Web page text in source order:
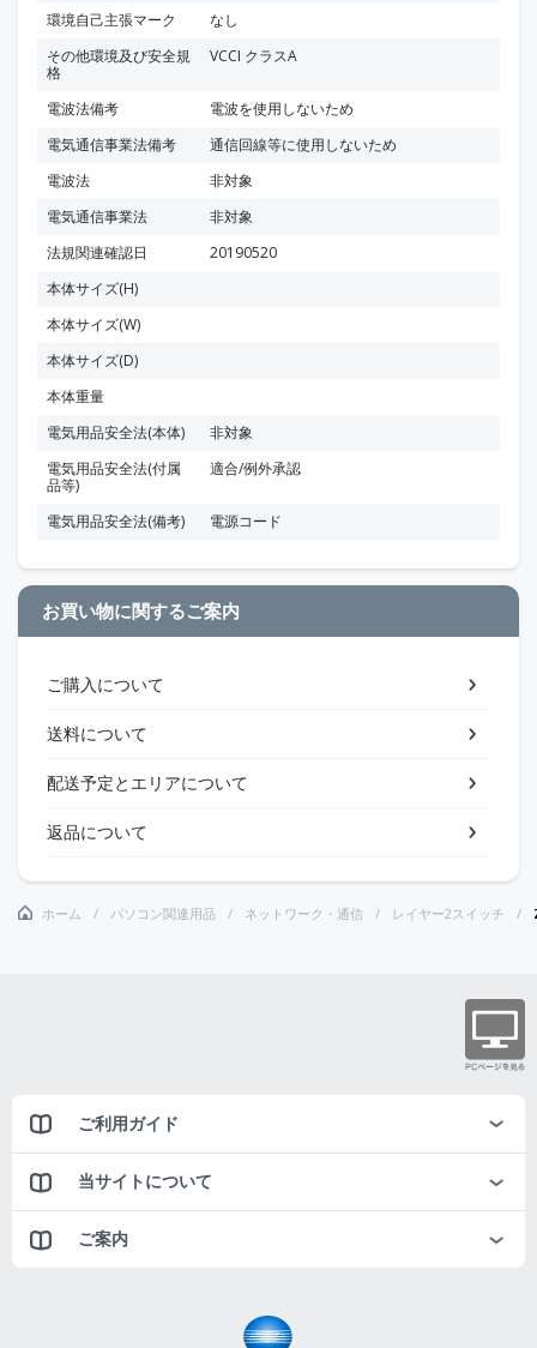
環境自己主張マーク
なし
その他環境及び安全規
格
VCCI クラスA
電波法備考
電波を使用しないため
電気通信事業法備考
通信回線等に使用しないため
電波法
非対象
電気通信事業法
非対象
法規関連確認日
20190520
本体サイズ(H)
本体サイズ(W)
本体サイズ(D)
本体重量
電気用品安全法(本体)
非対象
電気用品安全法(付属
品等)
適合/例外承認
電気用品安全法(備考) 電源コード
お買い物に関するご案内
ご購入について
送料について
配送予定とエリアについて
返品について
ホーム パソコン関連用品 ネットワーク・通信 レイヤー2スイッチ
ご利用ガイド
当サイトについて
ご案内